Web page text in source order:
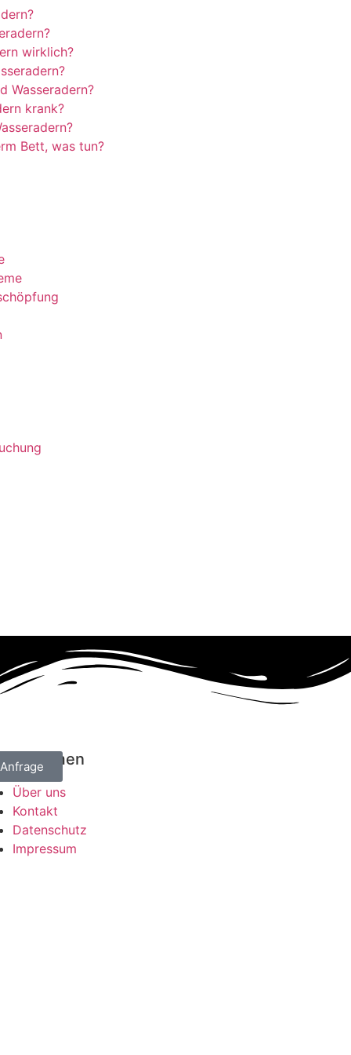
wirklich?
Wasseradern?
krank?
Bett, was tun?
Über uns
Kontakt
Datenschutz
Impressum
Anfrage